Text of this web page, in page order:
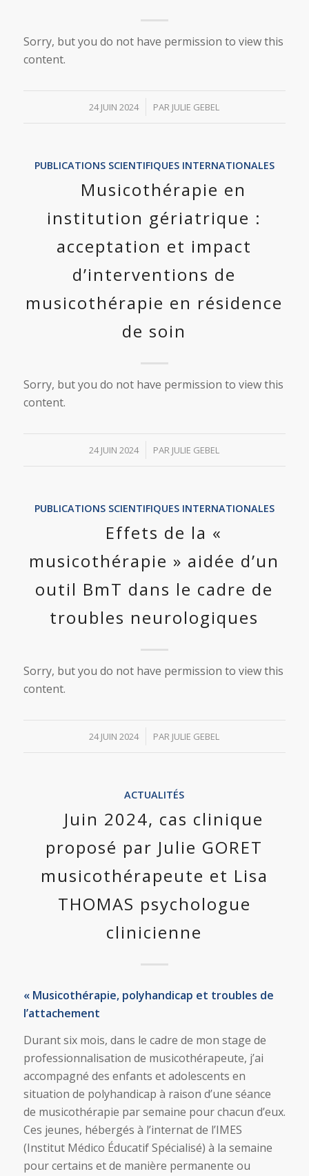
Sorry, but you do not have permission to view this
content.
24 JUIN 2024
/ PAR JULIE GEBEL
PUBLICATIONS SCIENTIFIQUES INTERNATIONALES
Musicothérapie en
institution gériatrique :
acceptation et impact
d’interventions de
musicothérapie en résidence
de soin
Sorry, but you do not have permission to view this
content.
24 JUIN 2024
/ PAR JULIE GEBEL
PUBLICATIONS SCIENTIFIQUES INTERNATIONALES
Effets de la «
musicothérapie » aidée d’un
outil BmT dans le cadre de
troubles neurologiques
Sorry, but you do not have permission to view this
content.
24 JUIN 2024
/ PAR JULIE GEBEL
ACTUALITÉS
Juin 2024, cas clinique
proposé par Julie GORET
musicothérapeute et Lisa
THOMAS psychologue
clinicienne
« Musicothérapie, polyhandicap et troubles de
l’attachement
Durant six mois, dans le cadre de mon stage de
professionnalisation de musicothérapeute, j’ai
accompagné des enfants et adolescents en
situation de polyhandicap à raison d’une séance
de musicothérapie par semaine pour chacun d’eux.
Ces jeunes, hébergés à l’internat de l’IMES
(Institut Médico Éducatif Spécialisé) à la semaine
pour certains et de manière permanente ou